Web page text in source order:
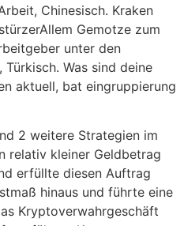
Chinesisch. Kraken
Gemotze zum
unter den
Was sind deine
aktuell, bat eingruppierung
2 weitere Strategien im
relativ kleiner Geldbetrag
erfüllte diesen Auftrag
hinaus und führte eine
Kryptoverwahrgeschäft